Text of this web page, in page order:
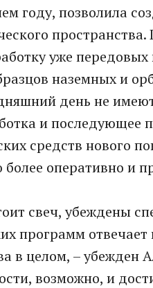
году, позволила
уже
наземных и
день не
и последующее
средств нового
оперативно и
свеч, убеждены
программ
в целом, – убежден
возможно, и